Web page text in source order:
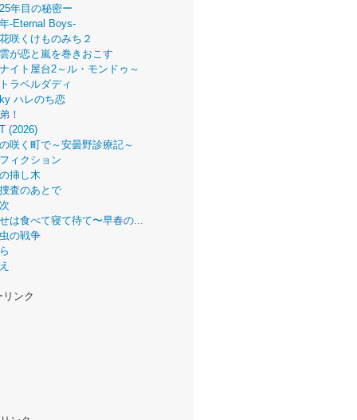
年目の秘密ー
-Eternal Boys-
咲くけものみち２
が恋と嵐を巻きおこす
イト屋台2～ル・モンドゥ～
ラベルダディ
ハレのち恋
！
(2026)
咲く町で～安曇野診療記～
ィクション
挿し木
査のあとで
は食べて寝て待て〜早春の...
の戦争
ンク